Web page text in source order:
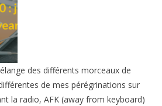
des différents morceaux de
de mes pérégrinations sur
la radio, AFK (away from keyboard)